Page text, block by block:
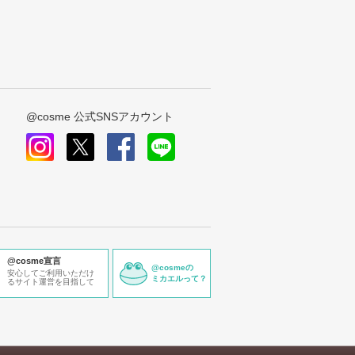
@cosme 公式SNSアカウント
@cosme宣言
安心してご利用いただけ
るサイト運営を目指して
@cosmeの
ミカエルって？